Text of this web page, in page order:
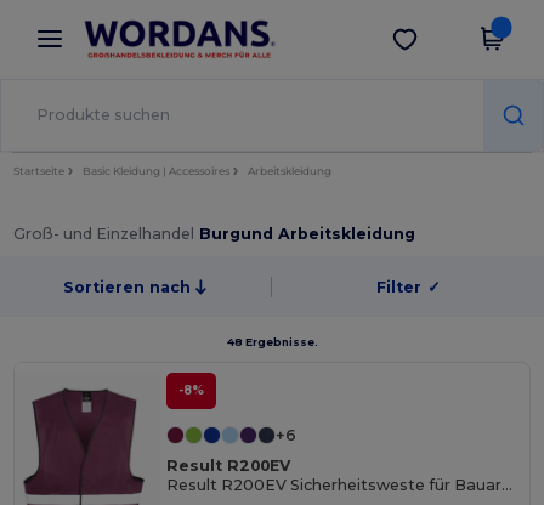
× Wordans App
Bessere Preise in der App!
App holen
Startseite Basic Kleidung | Accessoires Arbeitskleidung
Groß- und Einzelhandel Burgund Arbeitskleidung
Sortieren nach Filter ✓
48 Ergebnisse.
-8%
+6
Result R200EV
Result R200EV Sicherheitsweste für Bauarbeiter